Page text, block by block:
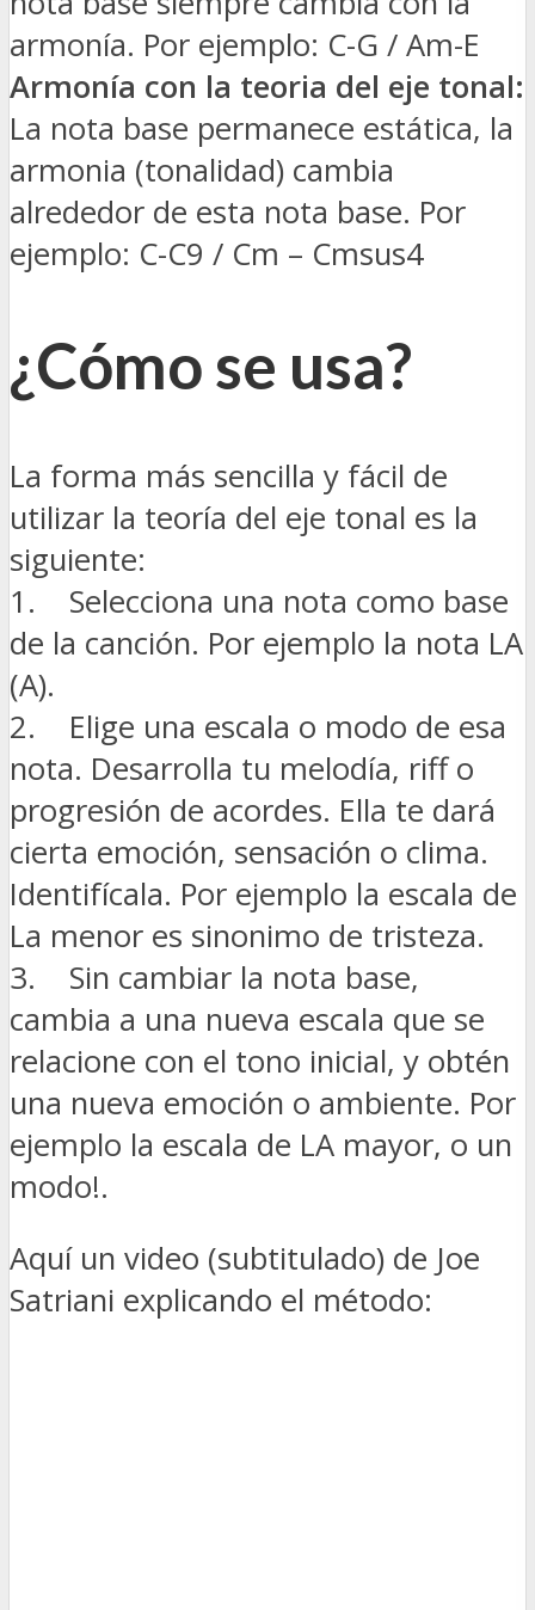
armonía. Por ejemplo: C-G / Am-E
Armonía con la teoria del eje tonal:
La nota base permanece estática, la
armonia (tonalidad) cambia
alrededor de esta nota base. Por
ejemplo: C-C9 / Cm – Cmsus4
¿Cómo se usa?
La forma más sencilla y fácil de
utilizar la teoría del eje tonal es la
siguiente:
1. Selecciona una nota como base
de la canción. Por ejemplo la nota LA
(A).
2. Elige una escala o modo de esa
nota. Desarrolla tu melodía, riff o
progresión de acordes. Ella te dará
cierta emoción, sensación o clima.
Identifícala. Por ejemplo la escala de
La menor es sinonimo de tristeza.
3. Sin cambiar la nota base,
cambia a una nueva escala que se
relacione con el tono inicial, y obtén
una nueva emoción o ambiente. Por
ejemplo la escala de LA mayor, o un
modo!.
Aquí un video (subtitulado) de Joe
Satriani explicando el método: